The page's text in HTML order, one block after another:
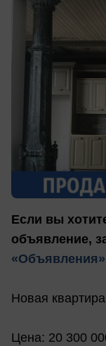
Если вы
объявление,
«Объявления»
Новая
Цена: 20 300